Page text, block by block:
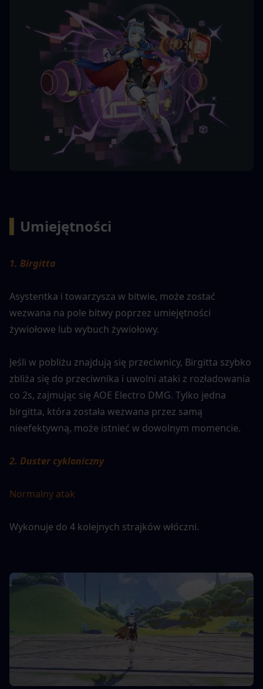
Umiejętności
1. Birgitta
Asystentka i towarzysza w bitwie, może zostać
wezwana na pole bitwy poprzez umiejętności
żywiołowe lub wybuch żywiołowy.
Jeśli w pobliżu znajdują się przeciwnicy, Birgitta szybko
zbliża się do przeciwnika i uwolni ataki z rozładowania
co 2s, zajmując się AOE Electro DMG. Tylko jedna
birgitta, która została wezwana przez samą
nieefektywną, może istnieć w dowolnym momencie.
2. Duster cykloniczny
Normalny atak
Wykonuje do 4 kolejnych strajków włóczni.